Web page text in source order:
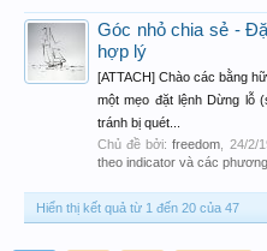
Góc nhỏ chia sẻ -
hợp lý
[ATTACH] Chào các bằng
một mẹo đặt lệnh Dừng lỗ
tránh bị quét...
Chủ đề bởi:freedom 24/2/
theo indicator và các
Hiển thị kết quả từ 1 đến 20 của 47